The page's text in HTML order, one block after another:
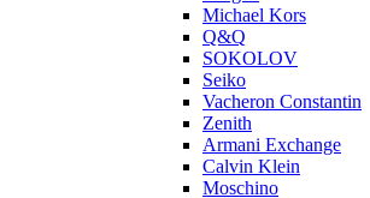
Michael Kors
Q&Q
SOKOLOV
Seiko
Vacheron Constantin
Zenith
Armani Exchange
Calvin Klein
Moschino